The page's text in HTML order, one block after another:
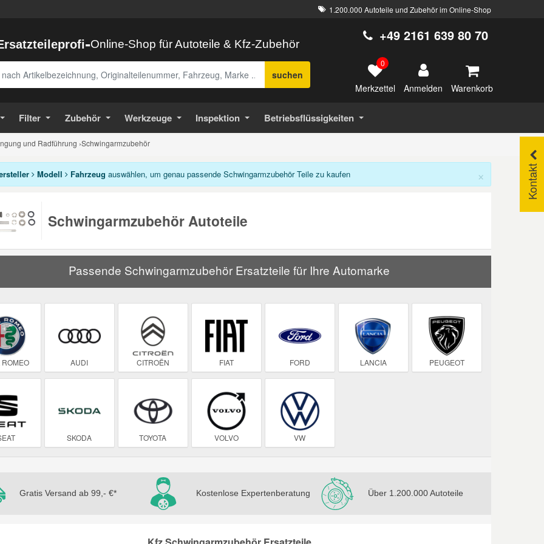
1.200.000 Autoteile und Zubehör im Online-Shop
-Online-Shop für Autoteile & Kfz-Zubehör
suchen
+49 2161 639 80 70
0
Merkzettel Anmelden Warenkorb
Filter Zubehör Werkzeuge Inspektion Betriebsflüssigkeiten
und Radführung ›Schwingarmzubehör
Kontakt
×
Modell Fahrzeug auswählen, um genau passende Schwingarmzubehör Teile zu kaufen
Schwingarmzubehör Autoteile
Passende Schwingarmzubehör Ersatzteile für Ihre Automarke
ROMEO AUDI CITROËN FIAT FORD LANCIA PEUGEOT
SKODA TOYOTA VOLVO VW
Gratis Versand ab 99,- €* Kostenlose Expertenberatung Über 1.200.000 Autoteile